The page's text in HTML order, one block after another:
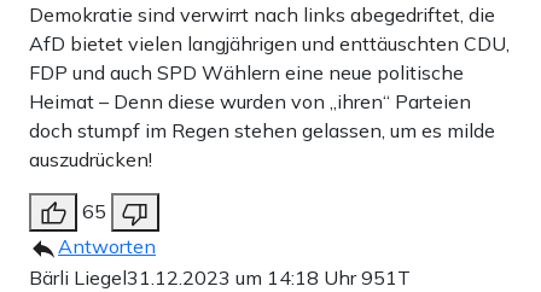
Demokratie sind verwirrt nach links abegedriftet, die
AfD bietet vielen langjährigen und enttäuschten CDU,
FDP und auch SPD Wählern eine neue politische
Heimat – Denn diese wurden von „ihren“ Parteien
doch stumpf im Regen stehen gelassen, um es milde
auszudrücken!
65
Antworten
Bärli Liegel31.12.2023 um 14:18 Uhr951T